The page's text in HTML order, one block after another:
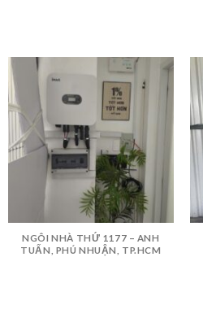
NGÔI NHÀ THỨ 1177 – ANH
TUẤN, PHÚ NHUẬN, TP.HCM